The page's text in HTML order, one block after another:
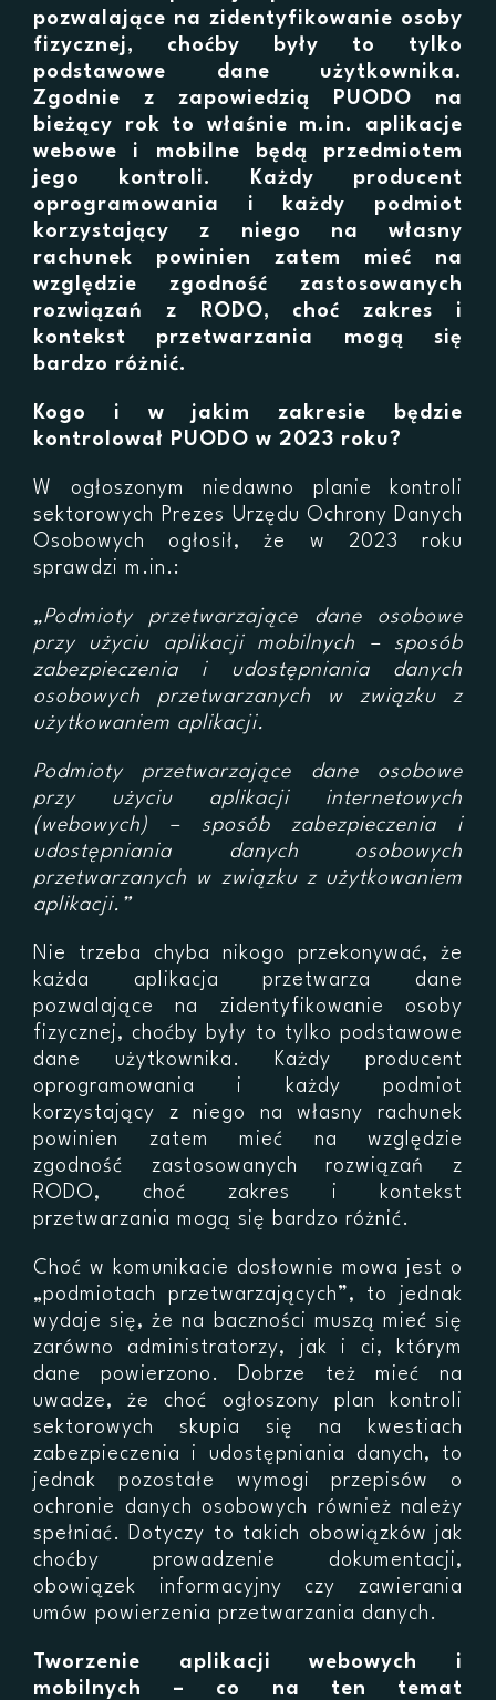
pozwalające na zidentyfikowanie osoby
fizycznej, choćby były to tylko
podstawowe dane użytkownika.
Zgodnie z zapowiedzią PUODO na
bieżący rok to właśnie m.in. aplikacje
webowe i mobilne będą przedmiotem
jego kontroli. Każdy producent
oprogramowania i każdy podmiot
korzystający z niego na własny
rachunek powinien zatem mieć na
względzie zgodność zastosowanych
rozwiązań z RODO, choć zakres i
kontekst przetwarzania mogą się
bardzo różnić.
Kogo i w jakim zakresie będzie
kontrolował PUODO w 2023 roku?
W ogłoszonym niedawno planie kontroli
sektorowych Prezes Urzędu Ochrony Danych
Osobowych ogłosił, że w 2023 roku
sprawdzi m.in.:
„Podmioty przetwarzające dane osobowe
przy użyciu aplikacji mobilnych – sposób
zabezpieczenia i udostępniania danych
osobowych przetwarzanych w związku z
użytkowaniem aplikacji.
Podmioty przetwarzające dane osobowe
przy użyciu aplikacji internetowych
(webowych) – sposób zabezpieczenia i
udostępniania danych osobowych
przetwarzanych w związku z użytkowaniem
aplikacji.”
Nie trzeba chyba nikogo przekonywać, że
każda aplikacja przetwarza dane
pozwalające na zidentyfikowanie osoby
fizycznej, choćby były to tylko podstawowe
dane użytkownika. Każdy producent
oprogramowania i każdy podmiot
korzystający z niego na własny rachunek
powinien zatem mieć na względzie
zgodność zastosowanych rozwiązań z
RODO, choć zakres i kontekst
przetwarzania mogą się bardzo różnić.
Choć w komunikacie dosłownie mowa jest o
„podmiotach przetwarzających”, to jednak
wydaje się, że na baczności muszą mieć się
zarówno administratorzy, jak i ci, którym
dane powierzono. Dobrze też mieć na
uwadze, że choć ogłoszony plan kontroli
sektorowych skupia się na kwestiach
zabezpieczenia i udostępniania danych, to
jednak pozostałe wymogi przepisów o
ochronie danych osobowych również należy
spełniać. Dotyczy to takich obowiązków jak
choćby prowadzenie dokumentacji,
obowiązek informacyjny czy zawierania
umów powierzenia przetwarzania danych.
Tworzenie aplikacji webowych i
mobilnych – co na ten temat